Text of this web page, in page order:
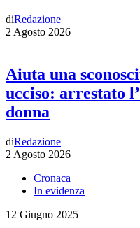
diRedazione
2 Agosto 2026
Aiuta una
ucciso: arrestato
donna
diRedazione
2 Agosto 2026
Cronaca
In evidenza
12 Giugno 2025